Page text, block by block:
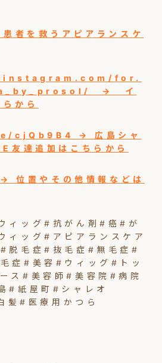
者を救うアピアランスケ
for.
→ イ
から
→ 広島シャ
友達追加はこちらから
置やその他情報などは
ィッグ#抗がん剤#癌#が
ィッグ#アピアランスケア
脱毛症#抜毛症#無毛症#
症#美容#ウィッグ#トッ
ス#美容師#美容院#病院
#紙屋町#シャレオ
#医療用かつら